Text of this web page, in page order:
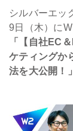
ニュース
IR
シルバーエッ
9日（木）に
「【自社EC
ケティングか
法を大公開！」